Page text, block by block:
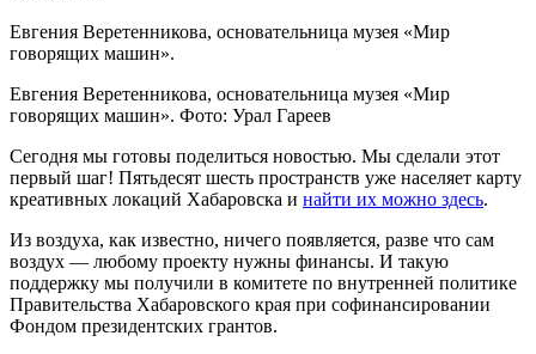
Евгения Веретенникова, основательница музея «Мир
говорящих машин».
Евгения Веретенникова, основательница музея «Мир
говорящих машин». Фото: Урал Гареев
Сегодня мы готовы поделиться новостью. Мы сделали этот
первый шаг! Пятьдесят шесть пространств уже населяет карту
креативных локаций Хабаровска и найти их можно здесь.
Из воздуха, как известно, ничего появляется, разве что сам
воздух — любому проекту нужны финансы. И такую
поддержку мы получили в комитете по внутренней политике
Правительства Хабаровского края при софинансировании
Фондом президентских грантов.